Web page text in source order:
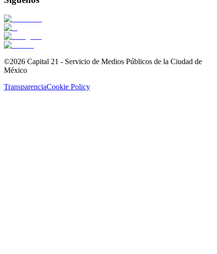
©2026 Capital 21 - Servicio de Medios Públicos de la Ciudad de
México
TransparenciaCookie Policy